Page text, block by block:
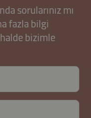
sorularınız mı
fazla bilgi
bizimle